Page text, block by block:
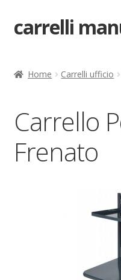
Vai
alla
Vai
al
carrelli
Chi siamo
Come ordinare
Home Carrelli ufficio
Carrello
Frenato